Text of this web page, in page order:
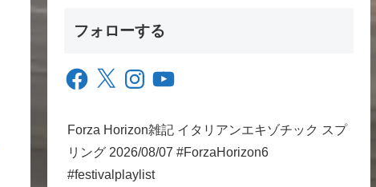
フォローする
Facebook
X InstagramYouTube
Forza Horizon雑記 イタリアンエキゾチック スプ
リング 2026/08/07 #ForzaHorizon6
#festivalplaylist